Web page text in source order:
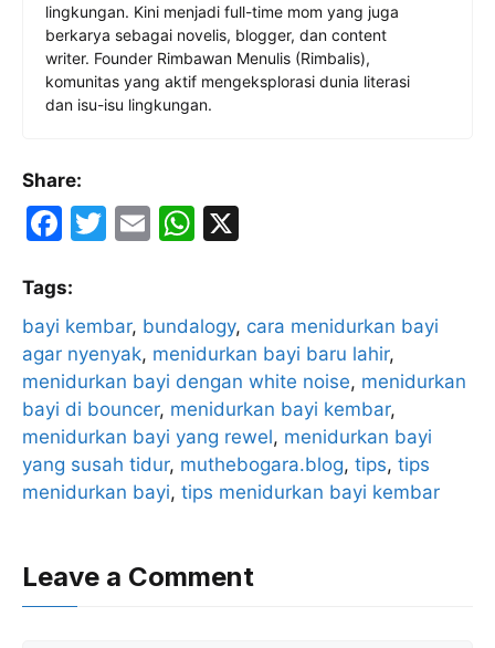
lingkungan. Kini menjadi full-time mom yang juga
berkarya sebagai novelis, blogger, dan content
writer. Founder Rimbawan Menulis (Rimbalis),
komunitas yang aktif mengeksplorasi dunia literasi
dan isu-isu lingkungan.
Share:
F
c
e
b
o
o
k
T
er
E
l
W
s
A
p
p
Tags:
bayi kembar, bundalogy, cara menidurkan bayi
agar nyenyak, menidurkan bayi baru lahir
menidurkan bayi dengan white noise, menidurkan
bayi di bouncer, menidurkan bayi kembar
menidurkan bayi yang rewel, menidurkan bayi
yang susah tidur, muthebogara.blog, tips, tips
menidurkan bayi, tips menidurkan bayi kembar
Leave a Comment